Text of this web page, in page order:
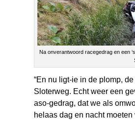
Na onverantwoord racegedrag en een
“En nu ligt-ie in de plomp,
Sloterweg. Echt weer een
aso-gedrag, dat we als
helaas dag en nacht moeten